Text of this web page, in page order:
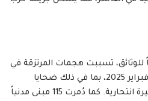
للوثائق، تسببت هجمات المرتزقة في
مقتل 73 مدنياً بين 22 يناير و11 فبراير 2025، بما في ذلك ضحايا
قناصة، مدفعية، وطائرات مسيرة انتحارية. كما دُمرت 115 مبنى مدنياً